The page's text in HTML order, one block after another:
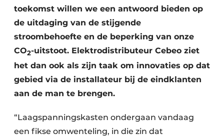
Ventilatie
Warmtepompen
toekomst willen we een antwoord bieden op
de uitdaging van de stijgende
stroombehoefte en de beperking van onze
CO2-uitstoot. Elektrodistributeur Cebeo ziet
het dan ook als zijn taak om innovaties op dat
gebied via de installateur bij de eindklanten
aan de man te brengen.
“Laagspanningskasten ondergaan vandaag
een fikse omwenteling, in die zin dat